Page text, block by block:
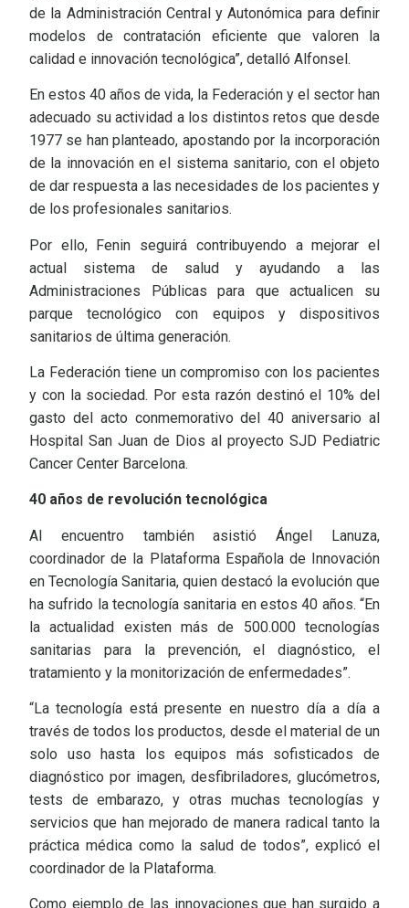
de la Administración Central y Autonómica para definir
modelos de contratación eficiente que valoren la
calidad e innovación tecnológica”, detalló Alfonsel.
En estos 40 años de vida, la Federación y el sector han
adecuado su actividad a los distintos retos que desde
1977 se han planteado, apostando por la incorporación
de la innovación en el sistema sanitario, con el objeto
de dar respuesta a las necesidades de los pacientes y
de los profesionales sanitarios.
Por ello, Fenin seguirá contribuyendo a mejorar el
actual sistema de salud y ayudando a las
Administraciones Públicas para que actualicen su
parque tecnológico con equipos y dispositivos
sanitarios de última generación.
La Federación tiene un compromiso con los pacientes
y con la sociedad. Por esta razón destinó el 10% del
gasto del acto conmemorativo del 40 aniversario al
Hospital San Juan de Dios al proyecto SJD Pediatric
Cancer Center Barcelona.
40 años de revolución tecnológica
Al encuentro también asistió Ángel Lanuza,
coordinador de la Plataforma Española de Innovación
en Tecnología Sanitaria, quien destacó la evolución que
ha sufrido la tecnología sanitaria en estos 40 años. “En
la actualidad existen más de 500.000 tecnologías
sanitarias para la prevención, el diagnóstico, el
tratamiento y la monitorización de enfermedades”.
“La tecnología está presente en nuestro día a día a
través de todos los productos, desde el material de un
solo uso hasta los equipos más sofisticados de
diagnóstico por imagen, desfibriladores, glucómetros,
tests de embarazo, y otras muchas tecnologías y
servicios que han mejorado de manera radical tanto la
práctica médica como la salud de todos”, explicó el
coordinador de la Plataforma.
Como ejemplo de las innovaciones que han surgido a